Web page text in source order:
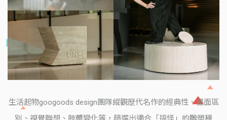
生活起物googoods design團隊縱觀歷代名作的經典性、畫面區